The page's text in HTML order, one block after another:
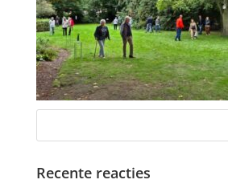
Recente reacties